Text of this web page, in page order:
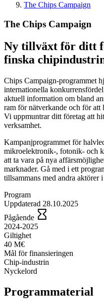
The Chips Campaign
The Chips Campaign
Ny tillväxt för ditt
finska
Chips Campaign-programmet
internationella
aktuell information om bland
ram för nätverkande och för att
Vi uppmuntrar ditt företag att
verksamhet.
Kampanjprogrammet för
mikroelektronik-, fotonik- och
att ta vara på nya
marknader. Gå med i ett
tillsammans med andra aktörer
Program
Uppdaterad 28.10.2025
Pågående
2024-2025
Giltighet
40 M€
Mål för finansieringen
Chip-industrin
Nyckelord
Programmaterial